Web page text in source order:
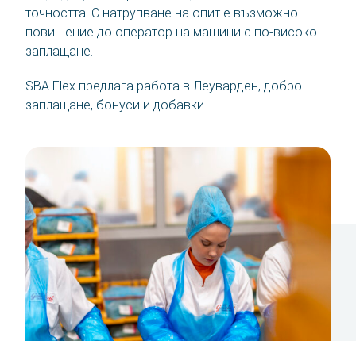
точността. С натрупване на опит е възможно
повишение до оператор на машини с по-високо
заплащане.
SBA Flex предлага работа в Леуварден, добро
заплащане, бонуси и добавки.